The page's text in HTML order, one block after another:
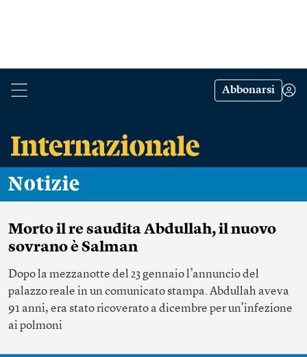
Abbonarsi
Notizie
Morto il re saudita Abdullah, il nuovo
sovrano è Salman
Dopo la mezzanotte del 23 gennaio l’annuncio del
palazzo reale in un comunicato stampa. Abdullah aveva
91 anni, era stato ricoverato a dicembre per un’infezione
ai polmoni